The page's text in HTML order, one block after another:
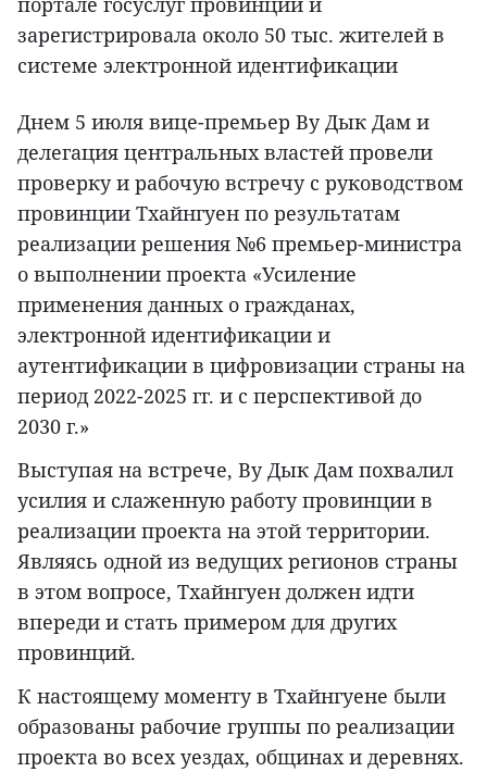
зарегистрировала около 50 тыс. жителей в
системе электронной идентификации
Днем 5 июля вице-премьер Ву Дык Дам и
делегация центральных властей провели
проверку и рабочую встречу с руководством
провинции Тхайнгуен по результатам
реализации решения №6 премьер-министра
о выполнении проекта «Усиление
применения данных о гражданах,
электронной идентификации и
аутентификации в цифровизации страны на
период 2022-2025 гг. и с перспективой до
2030 г.»
Выступая на встрече, Ву Дык Дам похвалил
усилия и слаженную работу провинции в
реализации проекта на этой территории.
Являясь одной из ведущих регионов страны
в этом вопросе, Тхайнгуен должен идти
впереди и стать примером для других
провинций.
К настоящему моменту в Тхайнгуене были
образованы рабочие группы по реализации
проекта во всех уездах, общинах и деревнях.